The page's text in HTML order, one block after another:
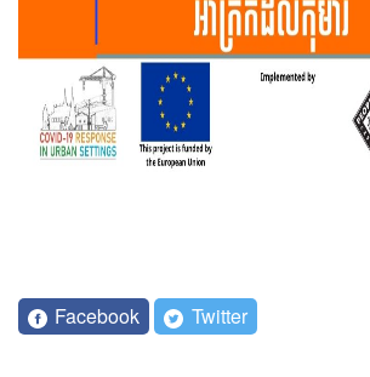
Facebook Twitter